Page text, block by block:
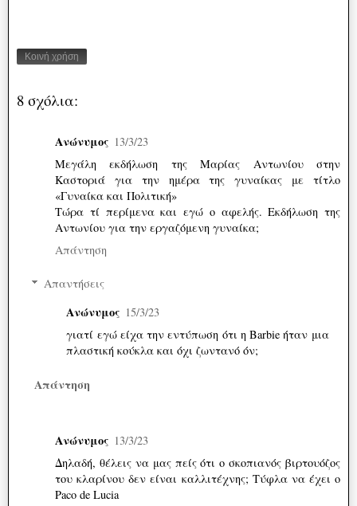
Κοινή χρήση
8 σχόλια:
Ανώνυμος 13/3/23
Μεγάλη εκδήλωση της Μαρίας Αντωνίου στην
Καστοριά για την ημέρα της γυναίκας με τίτλο
«Γυναίκα και Πολιτική»
Τώρα τί περίμενα και εγώ ο αφελής. Εκδήλωση της
Αντωνίου για την εργαζόμενη γυναίκα;
Απάντηση
Απαντήσεις
Ανώνυμος 15/3/23
γιατί εγώ είχα την εντύπωση ότι η Barbie ήταν μια
πλαστική κούκλα και όχι ζωντανό όν;
Απάντηση
Ανώνυμος 13/3/23
Δηλαδή, θέλεις να μας πείς ότι ο σκοπιανός βιρτουόζος
του κλαρίνου δεν είναι καλλιτέχνης; Τύφλα να έχει ο
Paco de Lucia